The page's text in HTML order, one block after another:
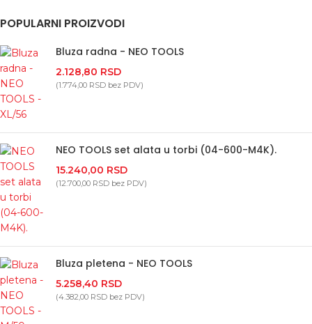
POPULARNI PROIZVODI
Bluza radna - NEO TOOLS
2.128,80 RSD
(1.774,00 RSD bez PDV)
NEO TOOLS set alata u torbi (04-600-M4K).
15.240,00 RSD
(12.700,00 RSD bez PDV)
Bluza pletena - NEO TOOLS
5.258,40 RSD
(4.382,00 RSD bez PDV)